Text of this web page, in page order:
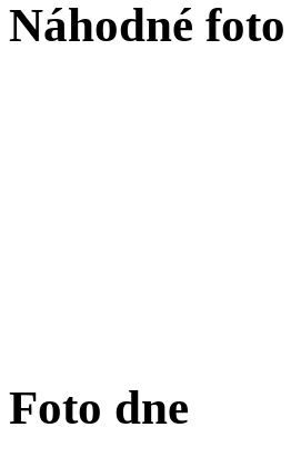
Náhodné foto
Foto dne